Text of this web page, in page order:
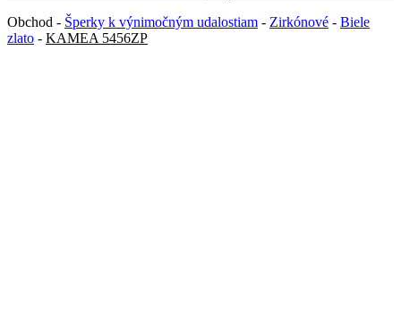
Obchod - Šperky k výnimočným udalostiam - Zirkónové - Biele
zlato - KAMEA 5456ZP